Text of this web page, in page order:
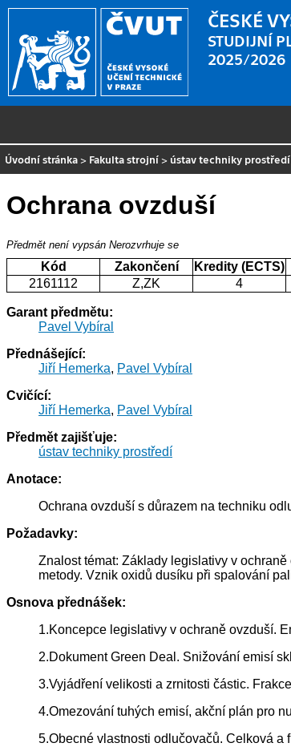
ČESKÉ
STUDIJNÍ
2025/2026
Úvodní stránka > Fakulta strojní > ústav techniky prostředí
Ochrana ovzduší
Předmět není vypsán Nerozvrhuje se
Kód Zakončení Kredity (ECTS)
2161112
Z,ZK 4
Garant předmětu:
Pavel Vybíral
Přednášející:
Jiří Hemerka, Pavel Vybíral
Cvičící:
Jiří Hemerka, Pavel Vybíral
Předmět zajišťuje:
ústav techniky prostředí
Anotace:
Ochrana ovzduší s důrazem na techniku
Požadavky:
Znalost témat: Základy legislativy v
metody. Vznik oxidů dusíku při spalování
Osnova přednášek:
1.Koncepce legislativy v ochraně ovzduší.
2.Dokument Green Deal. Snižování emisí
3.Vyjádření velikosti a zrnitosti částic.
4.Omezování tuhých emisí, akční plán pro
5.Obecné vlastnosti odlučovačů. Celková a